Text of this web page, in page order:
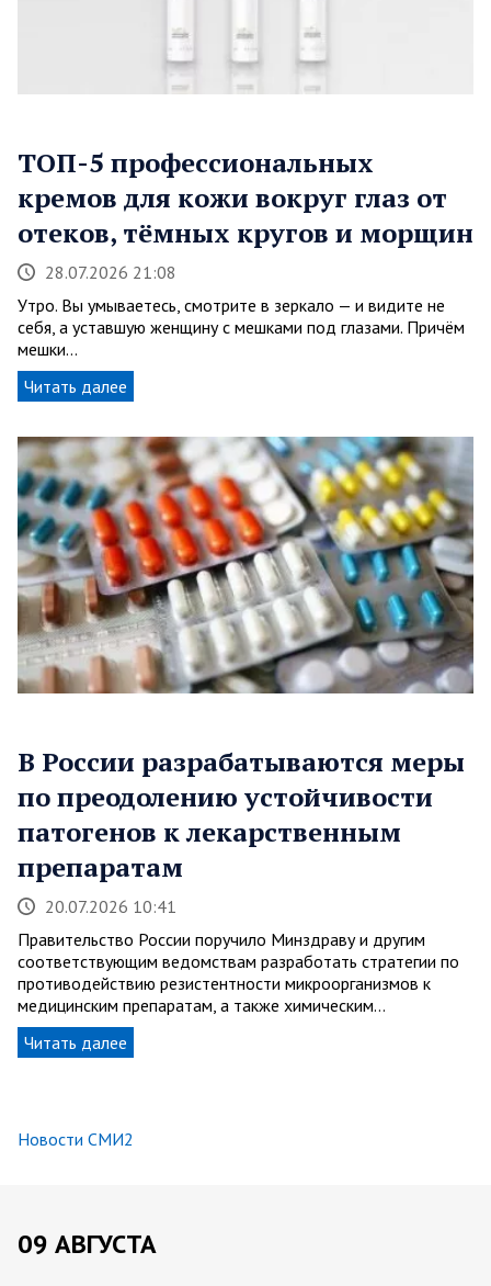
ТОП-5 профессиональных
кремов для кожи вокруг глаз от
отеков, тёмных кругов и морщин
28.07.2026 21:08
Утро. Вы умываетесь, смотрите в зеркало — и видите не
себя, а уставшую женщину с мешками под глазами. Причём
мешки…
Читать далее
В России разрабатываются меры
по преодолению устойчивости
патогенов к лекарственным
препаратам
20.07.2026 10:41
Правительство России поручило Минздраву и другим
соответствующим ведомствам разработать стратегии по
противодействию резистентности микроорганизмов к
медицинским препаратам, а также химическим…
Читать далее
Новости СМИ2
09 АВГУСТА